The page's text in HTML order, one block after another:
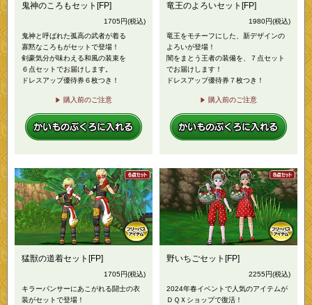
鬼神のころもセット[FP]
1705円(税込)
鬼神と呼ばれた孤高の武者が着る
寡黙なころもがセットで登場！
剣豪気分が味わえる和風の装束を
６点セットでお届けします。
ドレスアップ優待券６枚つき！
購入前のご注意
竜王のよろいセット[FP]
1980円(税込)
竜王をモチーフにした、新デザインの
よろいが登場！
闇をまとう王者の装備を、７点セット
でお届けします！
ドレスアップ優待券７枚つき！
購入前のご注意
猛獣の道着セット[FP]
1705円(税込)
キラーパンサーにあこがれる闘士の衣
装がセットで登場！
野いちごセット[FP]
2255円(税込)
2024年春イベントで人気のアイテムが
ＤＱＸショップで復活！